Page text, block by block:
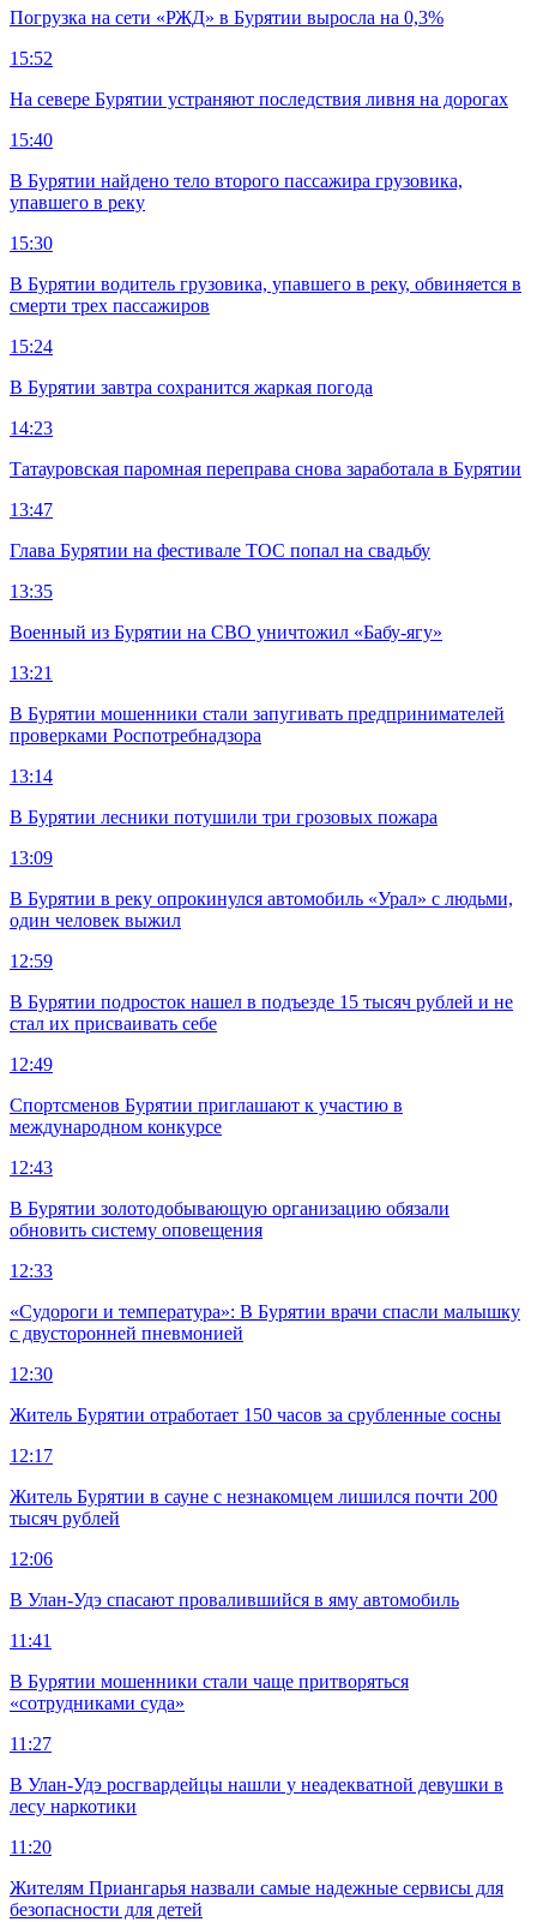
Погрузка на сети «РЖД» в Бурятии выросла на 0,3%
15:52
На севере Бурятии устраняют последствия ливня на дорогах
15:40
В Бурятии найдено тело второго пассажира грузовика,
упавшего в реку
15:30
В Бурятии водитель грузовика, упавшего в реку, обвиняется в
смерти трех пассажиров
15:24
В Бурятии завтра сохранится жаркая погода
14:23
Татауровская паромная переправа снова заработала в Бурятии
13:47
Глава Бурятии на фестивале ТОС попал на свадьбу
13:35
Военный из Бурятии на СВО уничтожил «Бабу-ягу»
13:21
В Бурятии мошенники стали запугивать предпринимателей
проверками Роспотребнадзора
13:14
В Бурятии лесники потушили три грозовых пожара
13:09
В Бурятии в реку опрокинулся автомобиль «Урал» с людьми,
один человек выжил
12:59
В Бурятии подросток нашел в подъезде 15 тысяч рублей и не
стал их присваивать себе
12:49
Спортсменов Бурятии приглашают к участию в
международном конкурсе
12:43
В Бурятии золотодобывающую организацию обязали
обновить систему оповещения
12:33
«Судороги и температура»: В Бурятии врачи спасли малышку
с двусторонней пневмонией
12:30
Житель Бурятии отработает 150 часов за срубленные сосны
12:17
Житель Бурятии в сауне с незнакомцем лишился почти 200
тысяч рублей
12:06
В Улан-Удэ спасают провалившийся в яму автомобиль
11:41
В Бурятии мошенники стали чаще притворяться
«сотрудниками суда»
11:27
В Улан-Удэ росгвардейцы нашли у неадекватной девушки в
лесу наркотики
11:20
Жителям Приангарья назвали самые надежные сервисы для
безопасности для детей